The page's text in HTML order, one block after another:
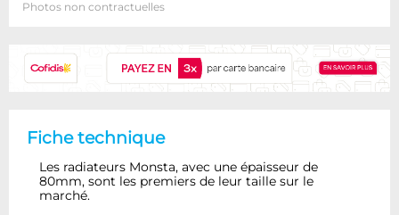
Photos non contractuelles
Fiche technique
Les radiateurs Monsta, avec une épaisseur de
80mm, sont les premiers de leur taille sur le
marché.